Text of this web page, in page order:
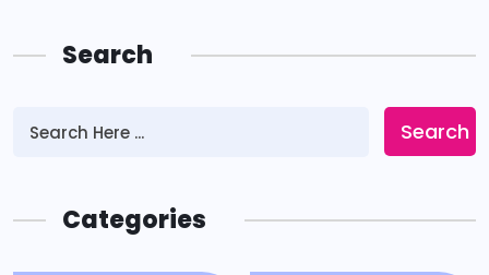
Search
Search
Categories